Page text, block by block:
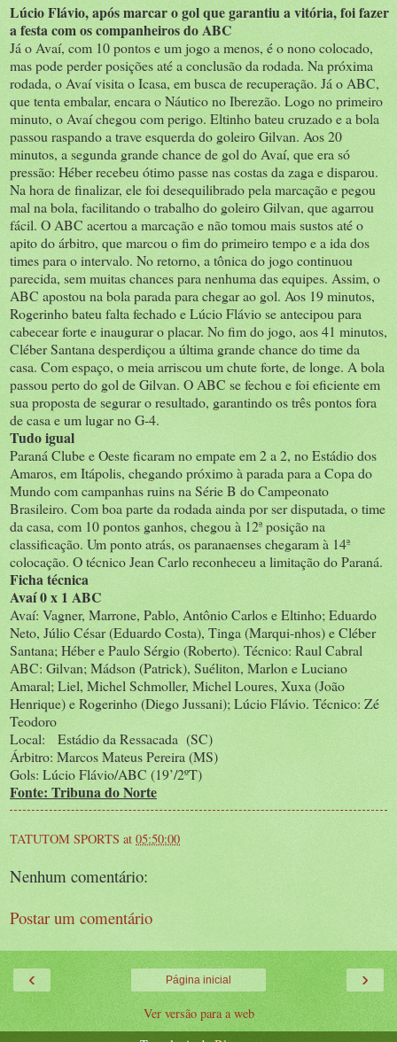
Lúcio Flávio, após marcar o gol que garantiu a vitória, foi fazer
a festa com os companheiros do ABC
Já o Avaí, com 10 pontos e um jogo a menos, é o nono colocado,
mas pode perder posições até a conclusão da rodada. Na próxima
rodada, o Avaí visita o Icasa, em busca de recuperação. Já o ABC,
que tenta embalar, encara o Náutico no Iberezão. Logo no primeiro
minuto, o Avaí chegou com perigo. Eltinho bateu cruzado e a bola
passou raspando a trave esquerda do goleiro Gilvan. Aos 20
minutos, a segunda grande chance de gol do Avaí, que era só
pressão: Héber recebeu ótimo passe nas costas da zaga e disparou.
Na hora de finalizar, ele foi desequilibrado pela marcação e pegou
mal na bola, facilitando o trabalho do goleiro Gilvan, que agarrou
fácil. O ABC acertou a marcação e não tomou mais sustos até o
apito do árbitro, que marcou o fim do primeiro tempo e a ida dos
times para o intervalo. No retorno, a tônica do jogo continuou
parecida, sem muitas chances para nenhuma das equipes. Assim, o
ABC apostou na bola parada para chegar ao gol. Aos 19 minutos,
Rogerinho bateu falta fechado e Lúcio Flávio se antecipou para
cabecear forte e inaugurar o placar. No fim do jogo, aos 41 minutos,
Cléber Santana desperdiçou a última grande chance do time da
casa. Com espaço, o meia arriscou um chute forte, de longe. A bola
passou perto do gol de Gilvan. O ABC se fechou e foi eficiente em
sua proposta de segurar o resultado, garantindo os três pontos fora
de casa e um lugar no G-4.
Tudo igual
Paraná Clube e Oeste ficaram no empate em 2 a 2, no Estádio dos
Amaros, em Itápolis, chegando próximo à parada para a Copa do
Mundo com campanhas ruins na Série B do Campeonato
Brasileiro. Com boa parte da rodada ainda por ser disputada, o time
da casa, com 10 pontos ganhos, chegou à 12ª posição na
classificação. Um ponto atrás, os paranaenses chegaram à 14ª
colocação. O técnico Jean Carlo reconheceu a limitação do Paraná.
Ficha técnica
Avaí 0 x 1 ABC
Avaí: Vagner, Marrone, Pablo, Antônio Carlos e Eltinho; Eduardo
Neto, Júlio César (Eduardo Costa), Tinga (Marqui-nhos) e Cléber
Santana; Héber e Paulo Sérgio (Roberto). Técnico: Raul Cabral
ABC: Gilvan; Mádson (Patrick), Suéliton, Marlon e Luciano
Amaral; Liel, Michel Schmoller, Michel Loures, Xuxa (João
Henrique) e Rogerinho (Diego Jussani); Lúcio Flávio. Técnico: Zé
Teodoro
Local: Estádio da Ressacada (SC)
Árbitro: Marcos Mateus Pereira (MS)
Gols: Lúcio Flávio/ABC (19’/2ºT)
Fonte: Tribuna do Norte
TATUTOM SPORTS at 05:50:00
Nenhum comentário:
Postar um comentário
‹ ›
Página inicial
Ver versão para a web